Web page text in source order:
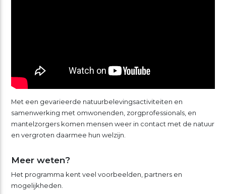
Met een gevarieerde natuurbelevingsactiviteiten en
samenwerking met omwonenden, zorgprofessionals, en
mantelzorgers komen mensen weer in contact met de natuur
en vergroten daarmee hun welzijn.
Meer weten?
Het programma kent veel voorbeelden, partners en
mogelijkheden.